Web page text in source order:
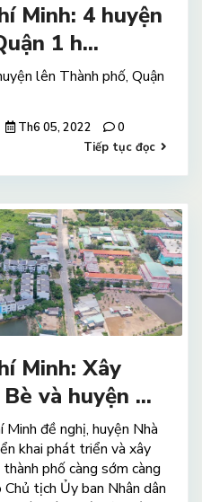
Minh: 4 huyện
1 h...
lên Thành phố, Quận
Th6 05, 2022
0
Tiếp tục đọc
Minh: Xây
và huyện ...
đề nghị, huyện Nhà
khai phát triển và xây
phố càng sớm càng
tịch Ủy ban Nhân dân